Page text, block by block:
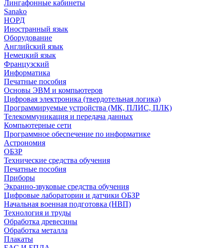
Лингафонные кабинеты
Sanako
НОРД
Иностранный язык
Оборудование
Английский язык
Немецкий язык
Французский
Информатика
Печатные пособия
Основы ЭВМ и компьютеров
Цифровая электроника (твердотельная логика)
Программируемые устройства (МК, ПЛИС, ПЛК)
Телекоммуникация и передача данных
Компьютерные сети
Программное обеспечение по информатике
Астрономия
ОБЗР
Технические средства обучения
Печатные пособия
Приборы
Экранно-звуковые средства обучения
Цифровые лаборатории и датчики ОБЗР
Начальная военная подготовка (НВП)
Технология и труды
Обработка древесины
Обработка металла
Плакаты